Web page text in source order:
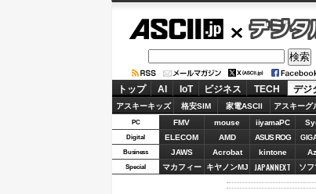
デジタル
トップ AI IoT ビジネス TECH デジ
アスキーキッズ 格安SIM 家電ASCII アスキーグ
PC FMV mouse iiyamaPC
Digital ELECOM AMD ASUS ROG
Business JAWS Acrobat kintone
Special マカフィー キヤノンMJ JAPANNEXT ソ